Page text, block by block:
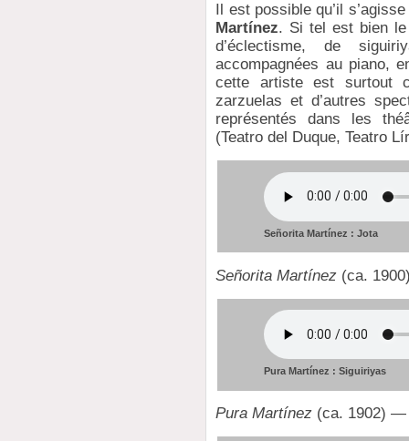
Il est possible qu’il
Martínez. Si tel est bien le
d’éclectisme, de
accompagnées au piano,
cette artiste est surtout
zarzuelas et d’autres
représentés dans les
(Teatro del Duque, Teatro
Señorita Martínez : Jota
Señorita Martínez (ca.
Pura Martínez : Siguiriyas
Pura Martínez (ca. 1902) —